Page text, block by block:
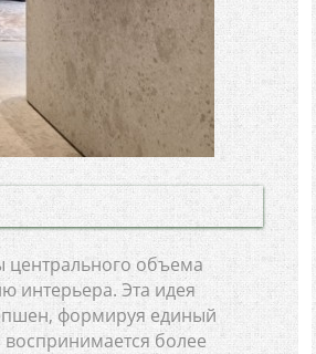
центрального объема
интерьера. Эта идея
формируя единый
более